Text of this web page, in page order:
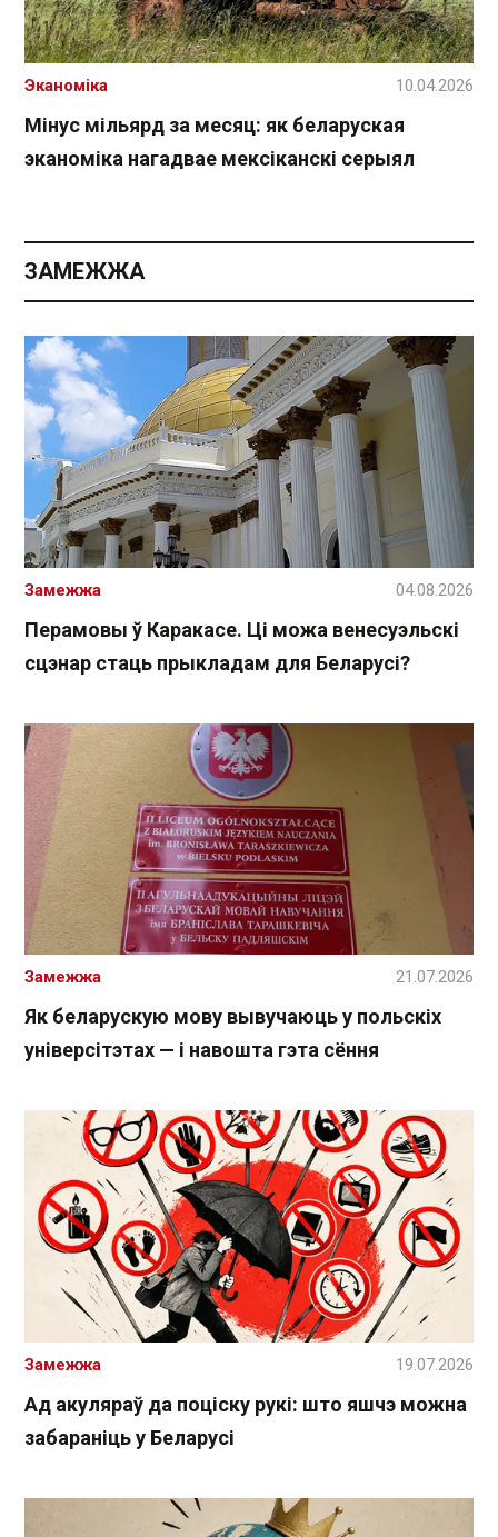
Мінус мільярд за месяц: як беларуская
эканоміка нагадвае мексіканскі серыял
Эканоміка 10.04.2026
ЗАМЕЖЖА
Перамовы ў Каракасе. Ці можа венесуэльскі
сцэнар стаць прыкладам для Беларусі?
Замежжа 04.08.2026
Як беларускую мову вывучаюць у польскіх
універсітэтах — і навошта гэта сёння
Замежжа 21.07.2026
Ад акуляраў да поціску рукі: што яшчэ можна
забараніць у Беларусі
Замежжа 19.07.2026